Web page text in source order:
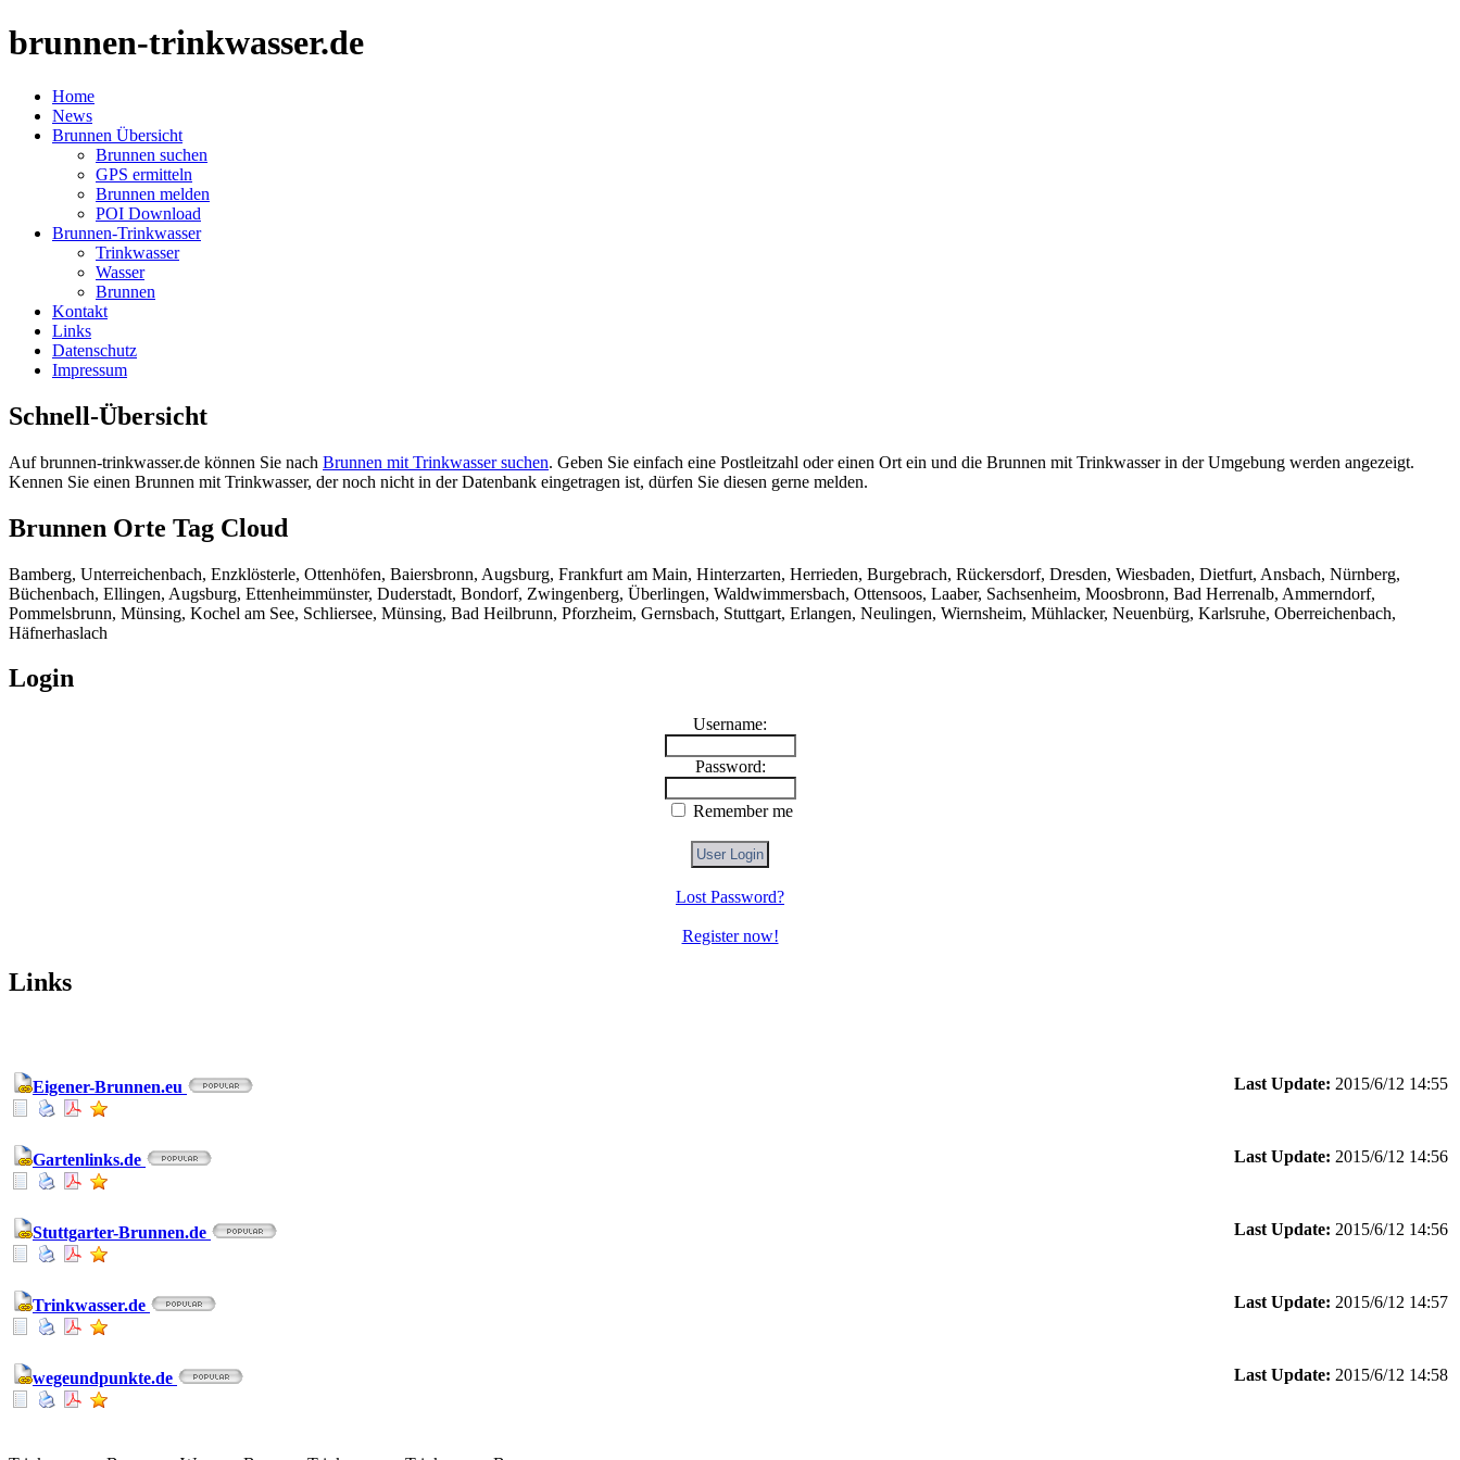
brunnen-trinkwasser.de
Home
News
Brunnen Übersicht
Brunnen suchen
GPS ermitteln
Brunnen melden
POI Download
Brunnen-Trinkwasser
Trinkwasser
Wasser
Brunnen
Kontakt
Links
Datenschutz
Impressum
Schnell-Übersicht
Auf brunnen-trinkwasser.de können Sie nach Brunnen mit Trinkwasser suchen. Geben Sie einfach eine Postleitzahl oder einen Ort ein und die Brunnen mit Trinkwasser in der Umgebung werden angezeigt.
Kennen Sie einen Brunnen mit Trinkwasser, der noch nicht in der Datenbank eingetragen ist, dürfen Sie diesen gerne melden.
Brunnen Orte Tag Cloud
Bamberg, Unterreichenbach, Enzklösterle, Ottenhöfen, Baiersbronn, Augsburg, Frankfurt am Main, Hinterzarten, Herrieden, Burgebrach, Rückersdorf, Dresden, Wiesbaden, Dietfurt, Ansbach, Nürnberg,
Büchenbach, Ellingen, Augsburg, Ettenheimmünster, Duderstadt, Bondorf, Zwingenberg, Überlingen, Waldwimmersbach, Ottensoos, Laaber, Sachsenheim, Moosbronn, Bad Herrenalb, Ammerndorf,
Pommelsbrunn, Münsing, Kochel am See, Schliersee, Münsing, Bad Heilbrunn, Pforzheim, Gernsbach, Stuttgart, Erlangen, Neulingen, Wiernsheim, Mühlacker, Neuenbürg, Karlsruhe, Oberreichenbach,
Häfnerhaslach
Login
Username:
Password:
Remember me
Lost Password?
Register now!
Links
Eigener-Brunnen.eu Last Update: 2015/6/12 14:55
Gartenlinks.de Last Update: 2015/6/12 14:56
Stuttgarter-Brunnen.de Last Update: 2015/6/12 14:56
Trinkwasser.de Last Update: 2015/6/12 14:57
wegeundpunkte.de Last Update: 2015/6/12 14:58